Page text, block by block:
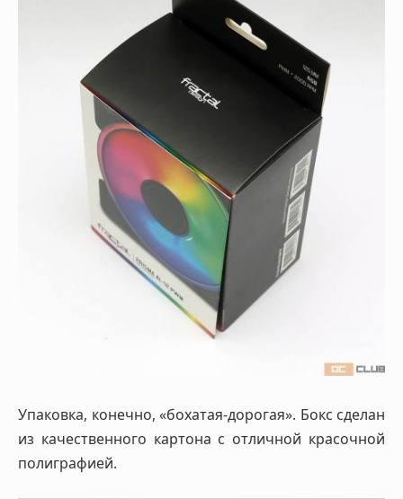
Упаковка, конечно, «бохатая-дорогая». Бокс сделан
из качественного картона с отличной красочной
полиграфией.